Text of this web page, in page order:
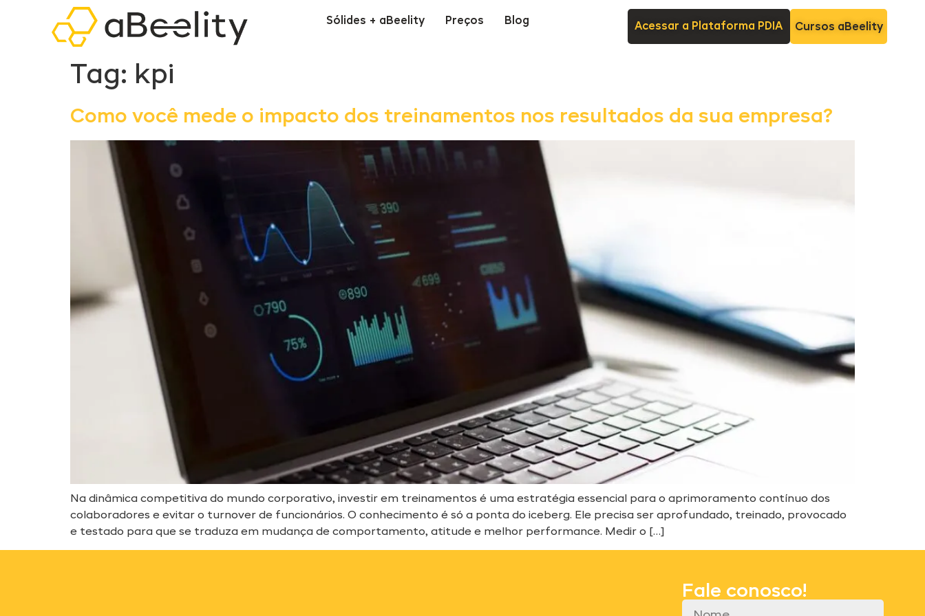
Sólides + aBeelity Preços Blog
Acessar a Plataforma PDIA Cursos aBeelity
Tag: kpi
Como você mede o impacto dos treinamentos nos resultados da sua empresa?
Na dinâmica competitiva do mundo corporativo, investir em treinamentos é uma estratégia essencial para o aprimoramento contínuo dos
colaboradores e evitar o turnover de funcionários. O conhecimento é só a ponta do iceberg. Ele precisa ser aprofundado, treinado, provocado
e testado para que se traduza em mudança de comportamento, atitude e melhor performance. Medir o […]
Fale conosco!